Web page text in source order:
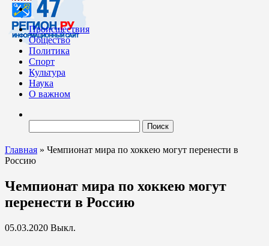
Происшествия
Общество
Политика
Спорт
Культура
Наука
О важном
Главная » Чемпионат мира по хоккею могут перенести в
Россию
Чемпионат мира по хоккею могут
перенести в Россию
05.03.2020 Выкл.